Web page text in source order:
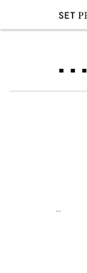
...
...